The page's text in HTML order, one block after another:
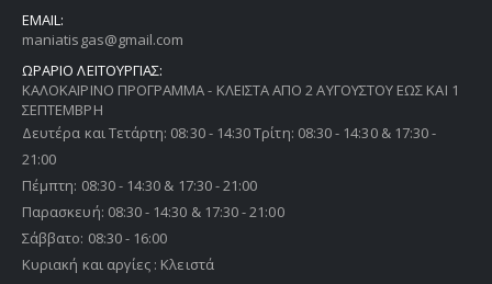
EMAIL:
maniatisgas@gmail.com
ΩΡΑΡΙΟ ΛΕΙΤΟΥΡΓΙΑΣ:
ΚΑΛΟΚΑΙΡΙΝΟ ΠΡΟΓΡΑΜΜΑ - ΚΛΕΙΣΤΑ ΑΠΟ 2 ΑΥΓΟΥΣΤΟΥ ΕΩΣ ΚΑΙ 1
ΣΕΠΤΕΜΒΡΗ
Δευτέρα και Τετάρτη: 08:30 - 14:30 Τρίτη: 08:30 - 14:30 & 17:30 -
21:00
Πέμπτη: 08:30 - 14:30 & 17:30 - 21:00
Παρασκευή: 08:30 - 14:30 & 17:30 - 21:00
Σάββατο: 08:30 - 16:00
Κυριακή και αργίες : Κλειστά